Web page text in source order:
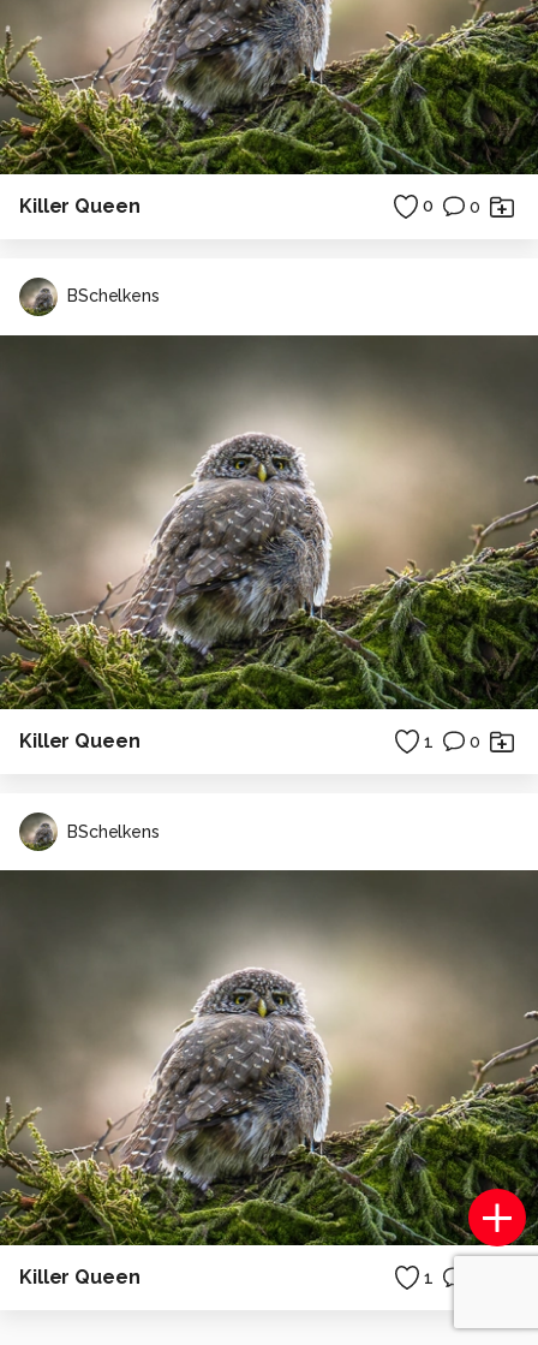
Killer Queen 0 0
BSchelkens
Killer Queen 1 0
BSchelkens
Killer Queen 1